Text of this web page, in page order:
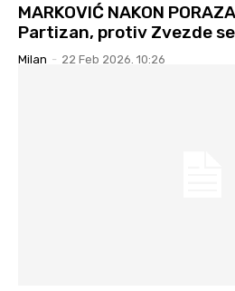
MARKOVIĆ NAKON
Partizan, protiv Zvezde
Milan - 22 Feb 2026. 10:26